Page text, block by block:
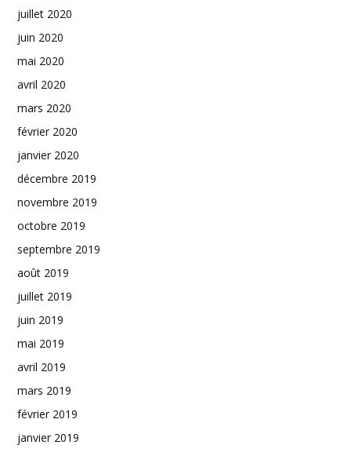
juillet 2020
juin 2020
mai 2020
avril 2020
mars 2020
février 2020
janvier 2020
décembre 2019
novembre 2019
octobre 2019
septembre 2019
août 2019
juillet 2019
juin 2019
mai 2019
avril 2019
mars 2019
février 2019
janvier 2019